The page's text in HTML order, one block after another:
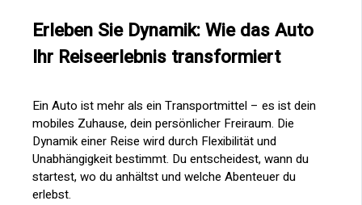
Erleben Sie Dynamik: Wie das Auto
Ihr Reiseerlebnis transformiert
Ein Auto ist mehr als ein Transportmittel – es ist dein
mobiles Zuhause, dein persönlicher Freiraum. Die
Dynamik einer Reise wird durch Flexibilität und
Unabhängigkeit bestimmt. Du entscheidest, wann du
startest, wo du anhältst und welche Abenteuer du
erlebst.